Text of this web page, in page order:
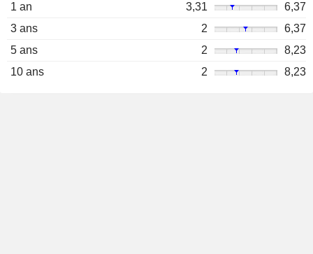
1 an
3,31
6,37
3 ans
2
6,37
5 ans
2
8,23
10 ans
2 8,23